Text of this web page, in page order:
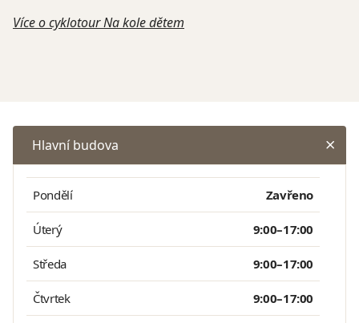
Více o cyklotour Na kole dětem
Hlavní budova
Pondělí Zavřeno
Úterý 9:00–17:00
Středa 9:00–17:00
Čtvrtek 9:00–17:00